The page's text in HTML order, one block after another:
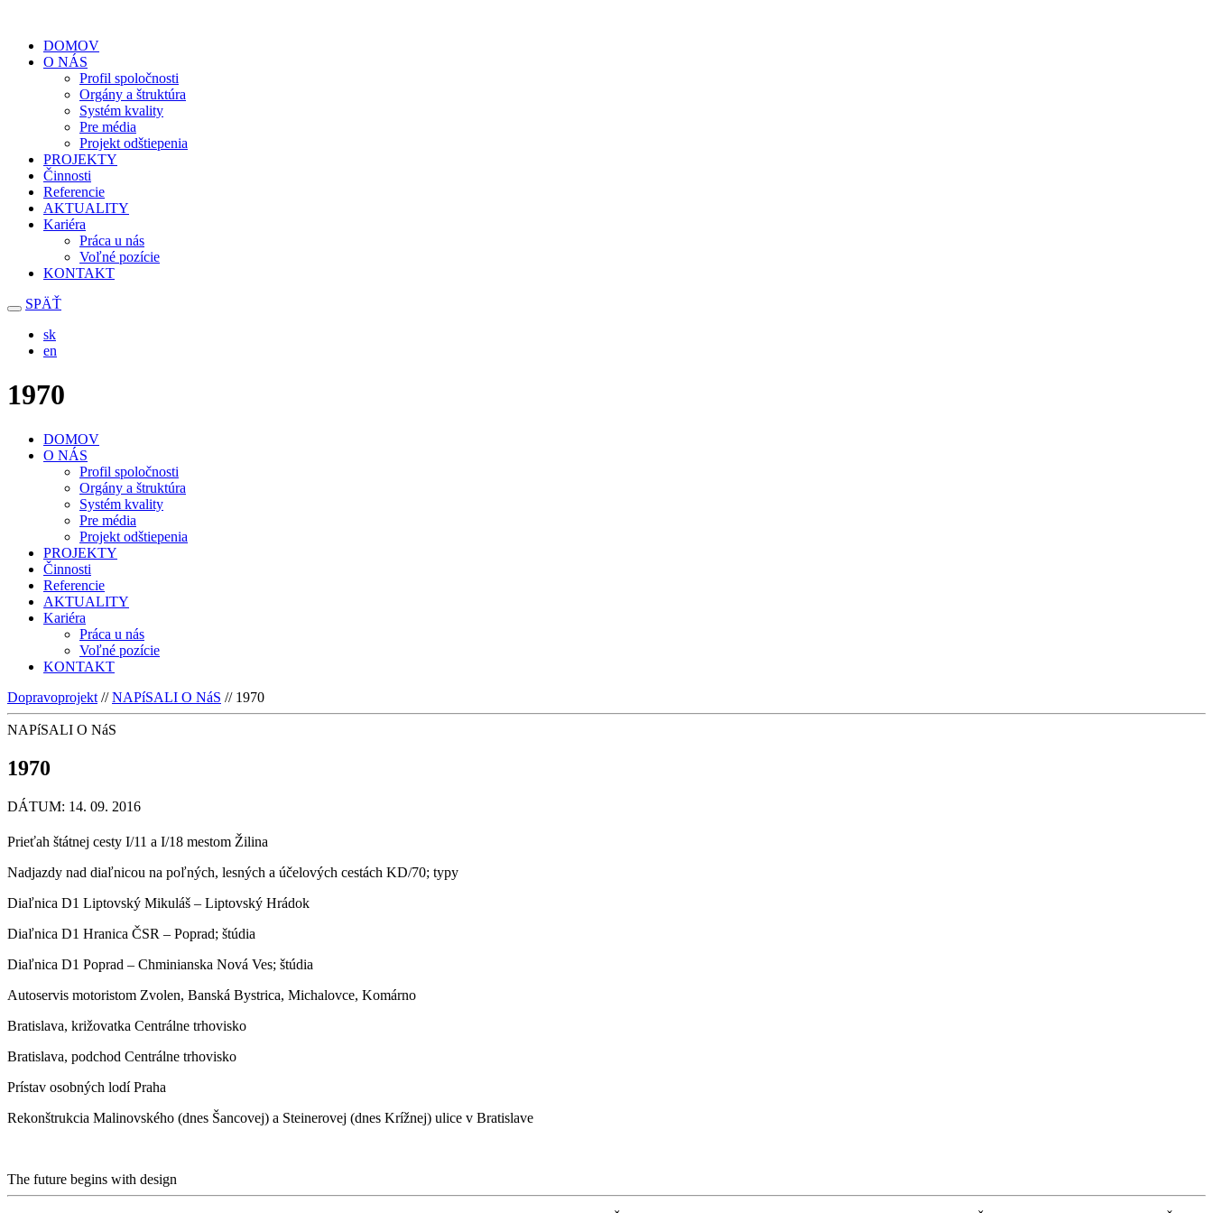
DOMOV
O NÁS
Profil spoločnosti
Orgány a štruktúra
Systém kvality
Pre média
Projekt odštiepenia
PROJEKTY
Činnosti
Referencie
AKTUALITY
Kariéra
Práca u nás
Voľné pozície
KONTAKT
SPÄŤ
sk
en
1970
DOMOV
O NÁS
Profil spoločnosti
Orgány a štruktúra
Systém kvality
Pre média
Projekt odštiepenia
PROJEKTY
Činnosti
Referencie
AKTUALITY
Kariéra
Práca u nás
Voľné pozície
KONTAKT
Dopravoprojekt // NAPíSALI O NáS //1970
NAPíSALI O NáS
1970
DÁTUM: 14. 09. 2016
Prieťah štátnej cesty I/11 a I/18 mestom Žilina
Nadjazdy nad diaľnicou na poľných, lesných a účelových cestách KD/70; typy
Diaľnica D1 Liptovský Mikuláš – Liptovský Hrádok
Diaľnica D1 Hranica ČSR – Poprad; štúdia
Diaľnica D1 Poprad – Chminianska Nová Ves; štúdia
Autoservis motoristom Zvolen, Banská Bystrica, Michalovce, Komárno
Bratislava, križovatka Centrálne trhovisko
Bratislava, podchod Centrálne trhovisko
Prístav osobných lodí Praha
Rekonštrukcia Malinovského (dnes Šancovej) a Steinerovej (dnes Krížnej) ulice v Bratislave
The future begins with design